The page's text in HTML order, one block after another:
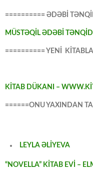
========== ƏDƏBİ
MÜSTƏQİL ƏDƏBİ
========== YENİ
KİTAB DÜKANI –
======ONU YAXINDAN
LEYLA ƏLİYEVA
“NOVELLA” KİTAB EVİ –